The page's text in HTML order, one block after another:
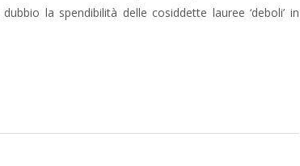
la spendibilità delle cosiddette lauree ‘deboli’ in